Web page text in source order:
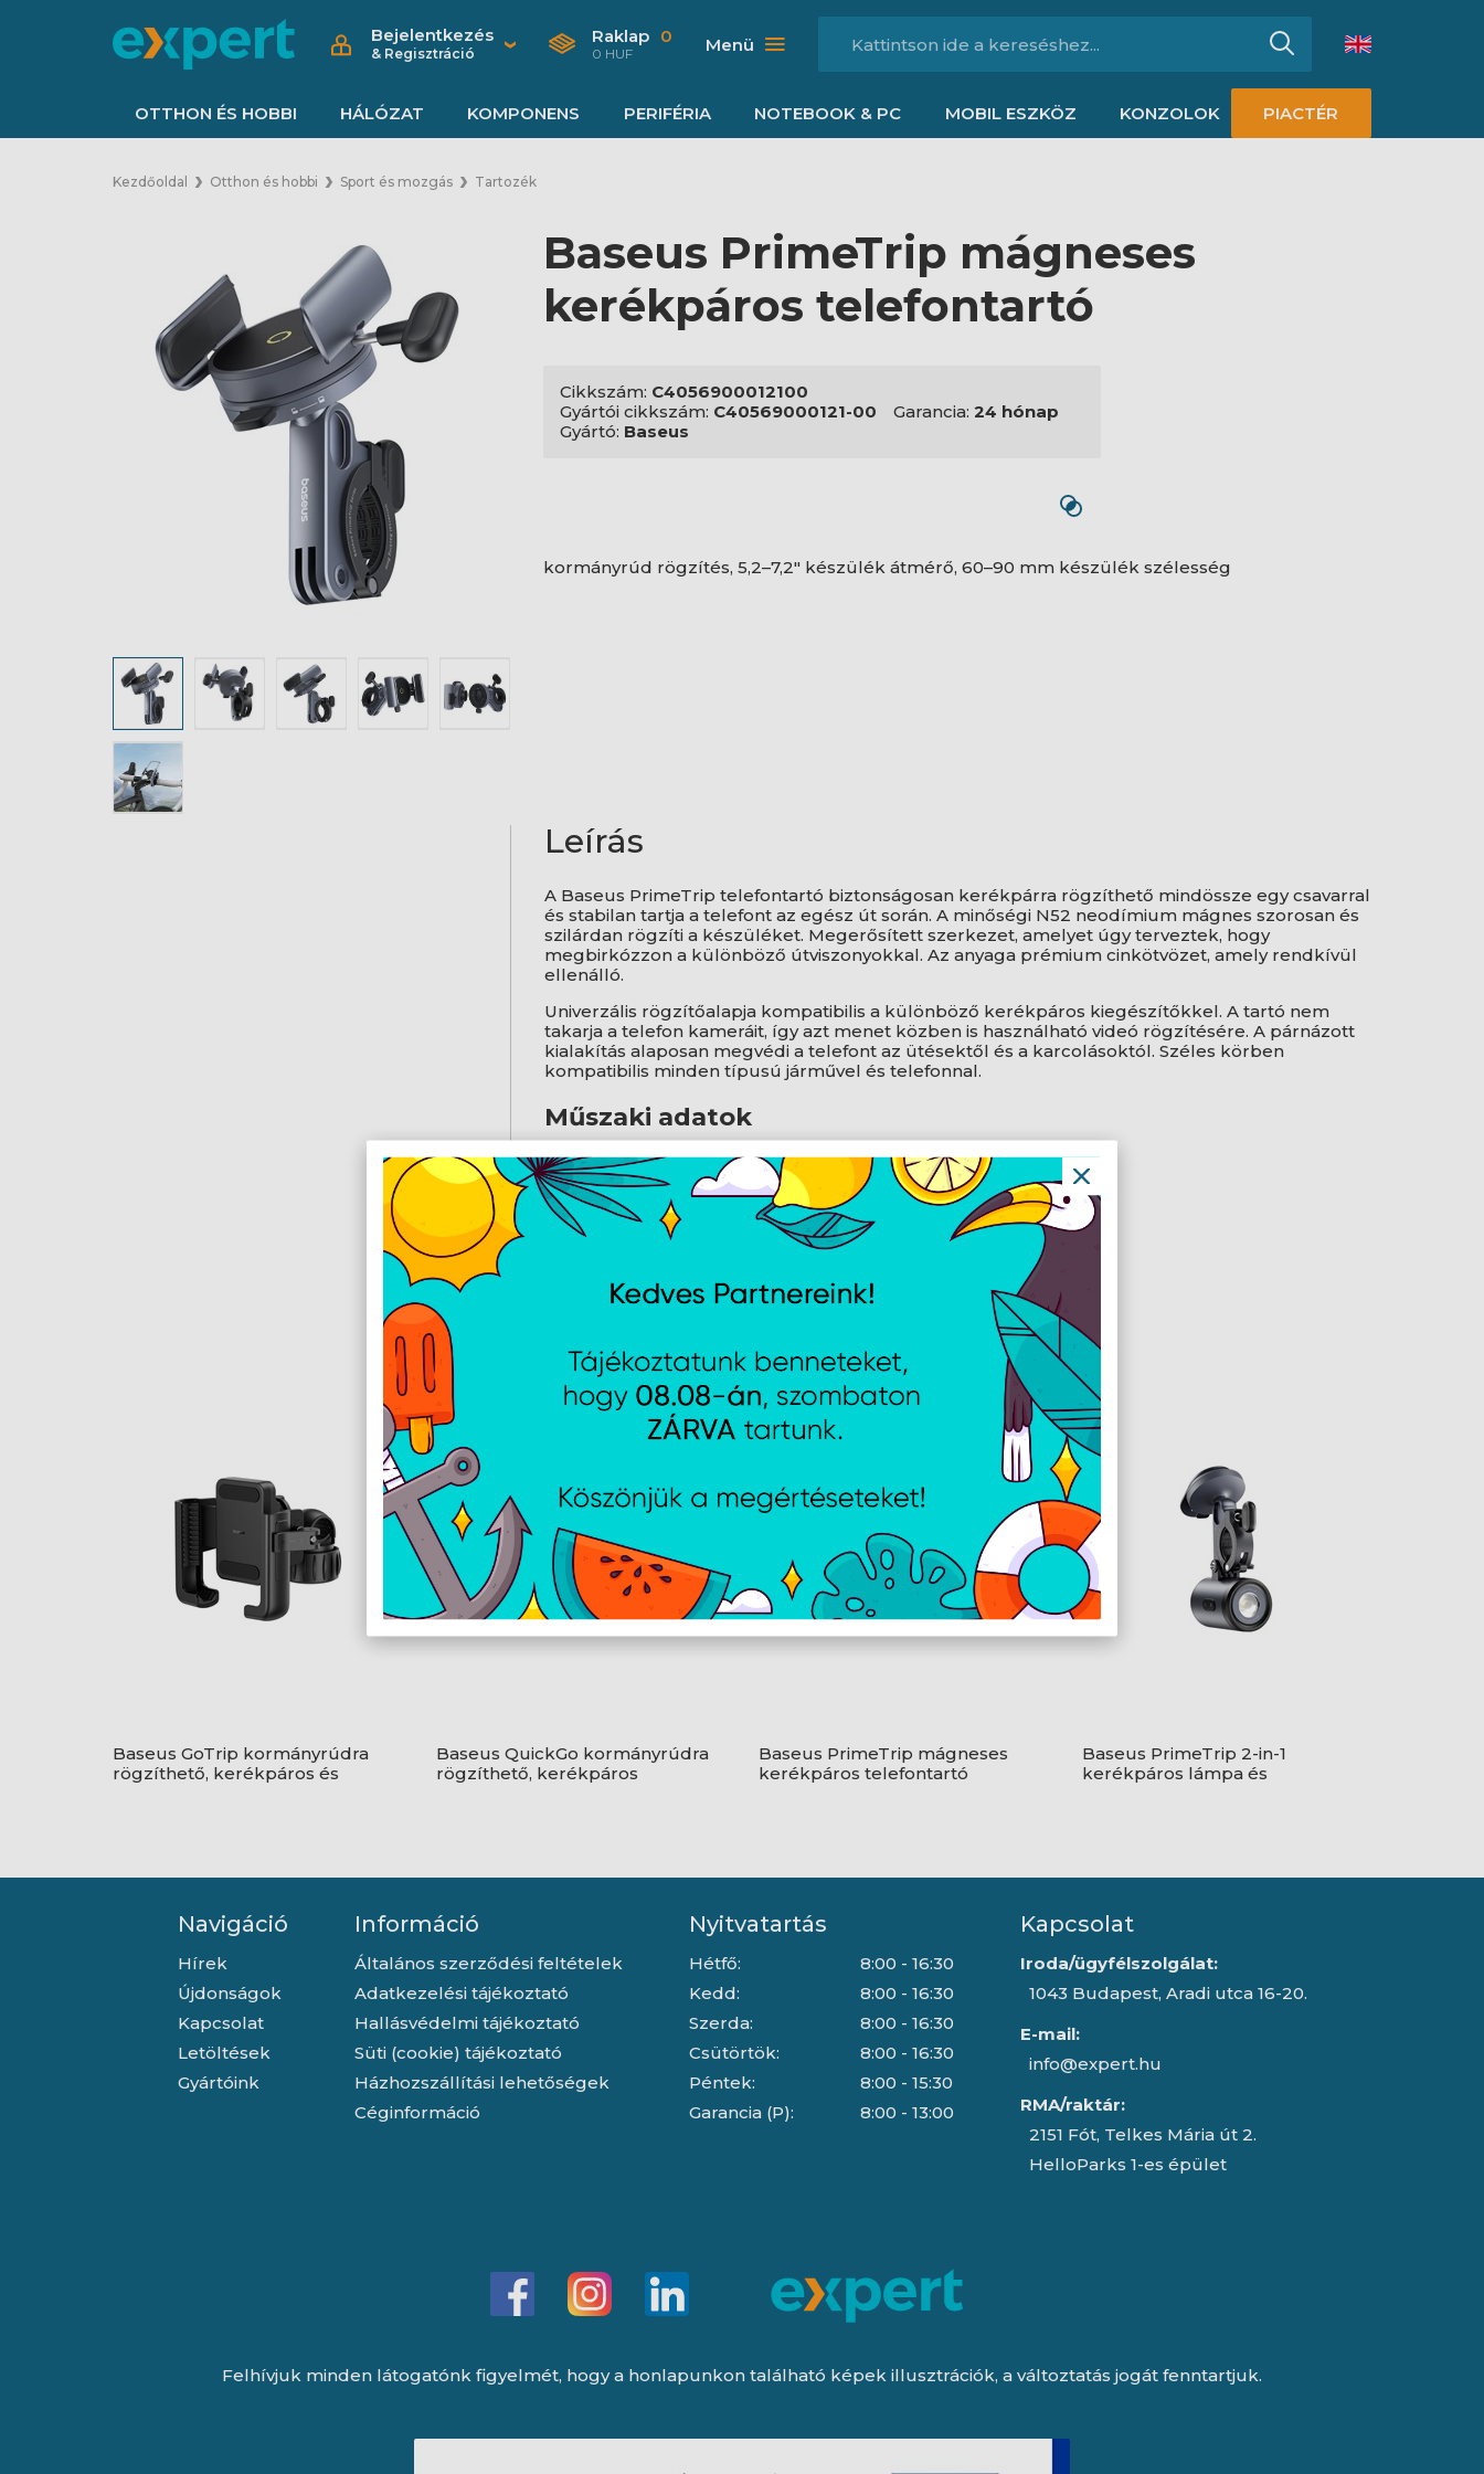
Bejelentkezés
& Regisztráció
Raklap 0
0 HUF Menü
OTTHON ÉS HOBBI HÁLÓZAT KOMPONENS PERIFÉRIA NOTEBOOK & PC MOBIL ESZKÖZ KONZOLOK PIACTÉR
Kezdőoldal Otthon és hobbi Sport és mozgás Tartozék
Baseus PrimeTrip mágneses
kerékpáros telefontartó
Cikkszám: C4056900012100
Gyártói cikkszám: C40569000121-00 Garancia: 24 hónap
Gyártó: Baseus
kormányrúd rögzítés, 5,2–7,2" készülék átmérő, 60–90 mm készülék szélesség
Leírás
A Baseus PrimeTrip telefontartó biztonságosan kerékpárra rögzíthető mindössze egy csavarral
és stabilan tartja a telefont az egész út során. A minőségi N52 neodímium mágnes szorosan és
szilárdan rögzíti a készüléket. Megerősített szerkezet, amelyet úgy terveztek, hogy
megbirkózzon a különböző útviszonyokkal. Az anyaga prémium cinkötvözet, amely rendkívül
ellenálló.
Univerzális rögzítőalapja kompatibilis a különböző kerékpáros kiegészítőkkel. A tartó nem
takarja a telefon kameráit, így azt menet közben is használható videó rögzítésére. A párnázott
kialakítás alaposan megvédi a telefont az ütésektől és a karcolásoktól. Széles körben
kompatibilis minden típusú járművel és telefonnal.
Műszaki adatok
Rögzítés helye: kormányrúd (20–35 mm)
Készülék méret: 5,2–7,2" (60–90 mm szélesség)
Méret: 116×105×129 mm
Tömeg: 278 g
AJÁNLATUNKBÓL
Baseus GoTrip kormányrúdra
rögzíthető, kerékpáros és
Baseus QuickGo kormányrúdra
rögzíthető, kerékpáros
Baseus PrimeTrip mágneses
kerékpáros telefontartó
Baseus PrimeTrip 2-in-1
kerékpáros lámpa és
Navigáció
Hírek
Újdonságok
Kapcsolat
Letöltések
Gyártóink
Információ
Általános szerződési feltételek
Adatkezelési tájékoztató
Hallásvédelmi tájékoztató
Süti (cookie) tájékoztató
Házhozszállítási lehetőségek
Céginformáció
Nyitvatartás
Hétfő:
Kedd:
Szerda:
Csütörtök:
Péntek:
Garancia (P):
8:00 - 16:30
8:00 - 16:30
8:00 - 16:30
8:00 - 16:30
8:00 - 15:30
8:00 - 13:00
Kapcsolat
Iroda/ügyfélszolgálat:
1043 Budapest, Aradi utca 16-20.
E-mail:
info@expert.hu
RMA/raktár:
2151 Fót, Telkes Mária út 2.
HelloParks 1-es épület
Felhívjuk minden látogatónk figyelmét, hogy a honlapunkon található képek illusztrációk, a változtatás jogát fenntartjuk.